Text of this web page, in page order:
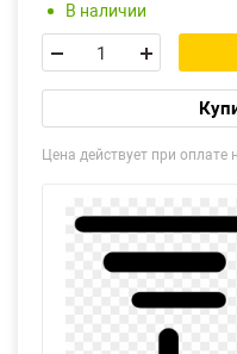
В наличии
Цена действует при оплате